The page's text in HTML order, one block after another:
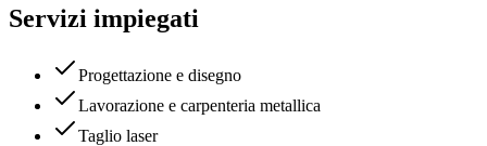
Servizi impiegati
Progettazione e disegno
Lavorazione e carpenteria metallica
Taglio laser